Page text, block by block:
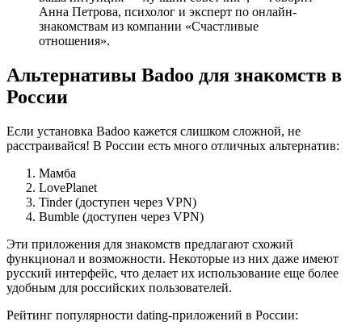
Анна Петрова, психолог и эксперт по онлайн-
знакомствам из компании «Счастливые
отношения».
Альтернативы Badoo для знакомств в
России
Если установка Badoo кажется слишком сложной, не
расстраивайся! В России есть много отличных альтернатив:
Мамба
LovePlanet
Tinder (доступен через VPN)
Bumble (доступен через VPN)
Эти приложения для знакомств предлагают схожий
функционал и возможности. Некоторые из них даже имеют
русский интерфейс, что делает их использование еще более
удобным для российских пользователей.
Рейтинг популярности dating-приложений в России: